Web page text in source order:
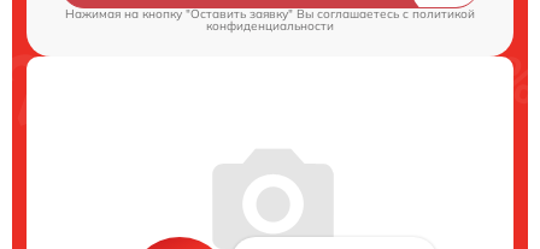
Нажимая на кнопку "Оставить заявку" Вы соглашаетесь cполитикой
конфиденциальности